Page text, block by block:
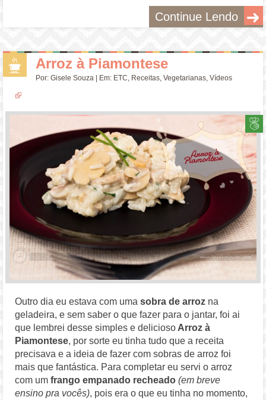
Continue Lendo
Arroz à Piamontese
Por:Gisele Souza | Em: ETC, Receitas,Vegetarianas,Vídeos
Outro dia eu estava com uma sobra de arroz na
geladeira, e sem saber o que fazer para o jantar, foi ai
que lembrei desse simples e delicioso Arroz à
Piamontese, por sorte eu tinha tudo que a receita
precisava e a ideia de fazer com sobras de arroz foi
mais que fantástica. Para completar eu servi o arroz
com umfrango empanado recheado (em breve
ensino pra vocês), pois era o que eu tinha no momento,